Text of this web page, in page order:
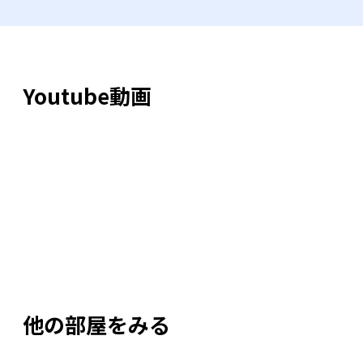
Youtube動画
他の部屋をみる